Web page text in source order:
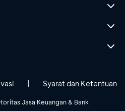
Jasa Keuangan & Bank
Syarat dan Ketentuan